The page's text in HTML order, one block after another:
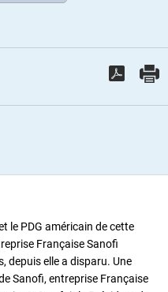
le PDG américain de cette
Française Sanofi
depuis elle a disparu. Une
Sanofi, entreprise Française